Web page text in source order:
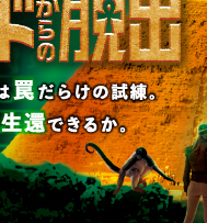
トすごい
じだった
わからな
!!